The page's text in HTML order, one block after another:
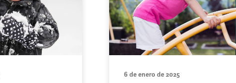
6 de enero de 2025